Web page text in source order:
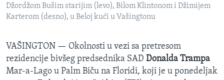
Džordžom Bušim starijim (levo), Bilom Klintonom i Džimijem
Karterom (desno), u Beloj kući u Vašingtonu
VAŠINGTON — Okolnosti u vezi sa pretresom
rezidencije bivšeg predsednika SAD Donalda Trampa
Mar-a-Lago u Palm Biču na Floridi, koji je u ponedeljak